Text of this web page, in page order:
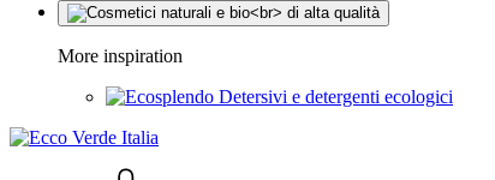
More inspiration
Detersivi e detergenti ecologici